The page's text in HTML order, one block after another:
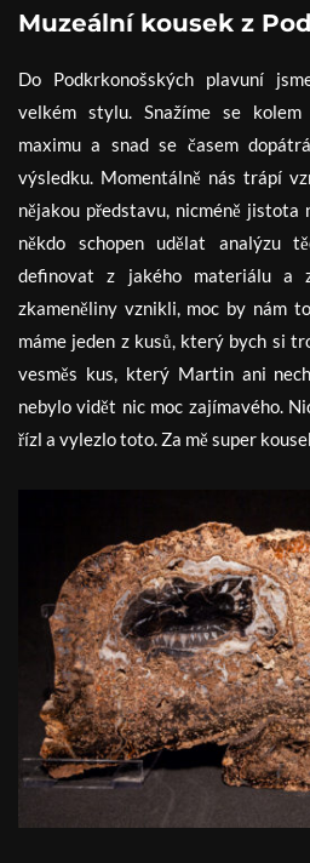
Muzeální kousek z
Do Podkrkonošských plavuní
velkém stylu. Snažíme se
maximu a snad se časem
výsledku. Momentálně nás trápí
nějakou představu, nicméně
někdo schopen udělat analýzu
definovat z jakého materiálu a
zkameněliny vznikli, moc by nám
máme jeden z kusů, který bych si
vesměs kus, který Martin ani
nebylo vidět nic moc zajímavého.
řízl a vylezlo toto. Za mě super